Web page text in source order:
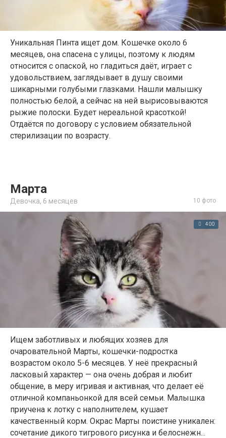
Уникальная Пинта ищет дом. Кошечке около 6
месяцев, она спасена с улицы, поэтому к людям
относится с опаской, но гладиться даёт, играет с
удовольствием, заглядывает в душу своими
шикарными голубыми глазками. Нашли малышку
полностью белой, а сейчас на ней вырисовываются
рыжие полоски. Будет нереальной красоткой!
Отдаётся по договору с условием обязательной
стерилизации по возрасту.
Марта
Девочка, 6 месяцев 10 фото
400
Ищем заботливых и любящих хозяев для
очаровательной Марты, кошечки-подростка
возрастом около 5-6 месяцев. У неё прекрасный
ласковый характер — она очень добрая и любит
общение, в меру игривая и активная, что делает её
отличной компаньонкой для всей семьи. Малышка
приучена к лотку с наполнителем, кушает
качественный корм. Окрас Марты поистине уникален:
сочетание дикого тигрового рисунка и белоснежн...